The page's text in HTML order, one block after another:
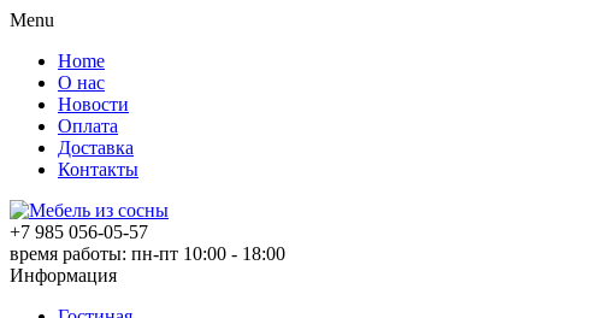
Menu
Home
О нас
Новости
Оплата
Доставка
Контакты
+7 985 056-05-57
время работы: пн-пт 10:00 - 18:00
Информация